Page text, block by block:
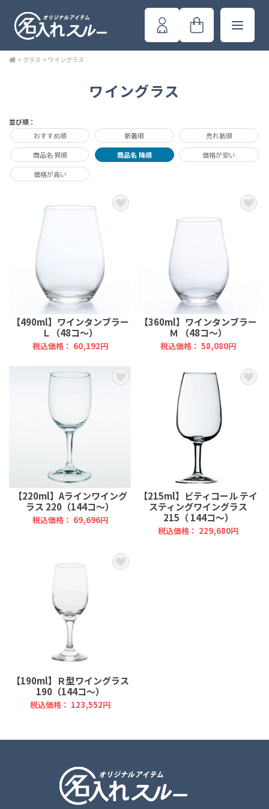
> グラス > ワイングラス
ワイングラス
並び順：
おすすめ順
新着順 売れ筋順
商品名 昇順 商品名 降順 価格が安い
価格が高い
【490ml】ワインタンブラー
Ｌ（48コ～）
税込価格： 60,192円
【360ml】ワインタンブラー
Ｍ （48コ～）
税込価格： 58,080円
【220ml】Aラインワイング
ラス 220（144コ～）
税込価格： 69,696円
【215ml】ビティコール テイ
スティングワイングラス
215（ 144コ～）
税込価格： 229,680円
【190ml】Ｒ型ワイングラス
190（144コ～）
税込価格： 123,552円